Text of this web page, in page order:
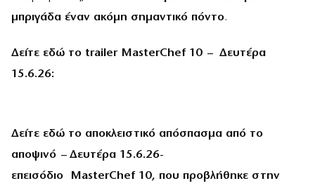
μπριγάδα έναν ακόμη σημαντικό πόντο.
Δείτε εδώ το trailer MasterChef10 – Δευτέρα
15.6.26:
Δείτε εδώ το αποκλειστικό απόσπασμα από το
αποψινό – Δευτέρα 15.6.26-
επεισόδιο
MasterChef10, που προβλήθηκε στην